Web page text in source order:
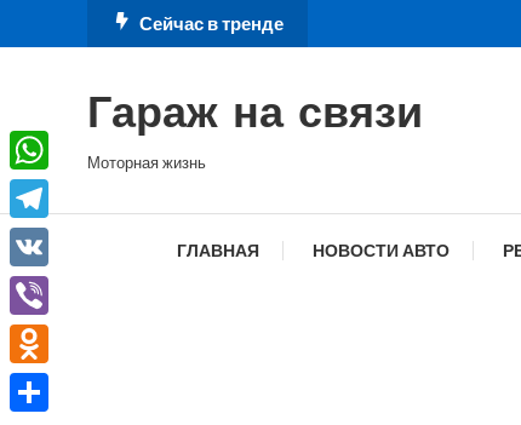
к
Сейчас в тренде
Гараж на связи
Моторная жизнь
ГЛАВНАЯ НОВОСТИ АВТО
WhatsApp
Telegram
VK
Viber
Odnoklassniki